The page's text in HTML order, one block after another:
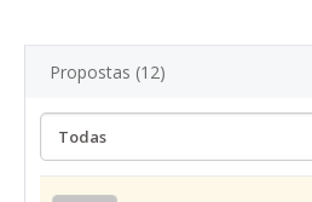
Propostas (12)